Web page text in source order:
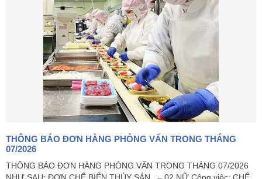
THÔNG BÁO ĐƠN HÀNG PHỎNG VẤN TRONG THÁNG
07/2026
THÔNG BÁO ĐƠN HÀNG PHỎNG VẤN TRONG THÁNG 07/2026